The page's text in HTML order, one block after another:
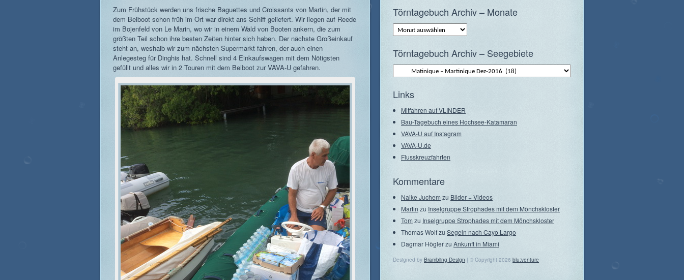
Zum Frühstück werden uns frische Baguettes und Croissants von Martin, der mit
dem Beiboot schon früh im Ort war direkt ans Schiff geliefert. Wir liegen auf Reede
im Bojenfeld von Le Marin, wo wir in einem Wald von Booten ankern, die zum
größten Teil schon ihre besten Zeiten hinter sich haben. Der nächste Großeinkauf
steht an, weshalb wir zum nächsten Supermarkt fahren, der auch einen
Anlegesteg für Dinghis hat. Schnell sind 4 Einkaufswagen mit dem Nötigsten
gefüllt und alles wir in 2 Touren mit dem Beiboot zur VAVA-U gefahren.
Törntagebuch Archiv – Monate
Törntagebuch
Archiv
–
Törntagebuch Archiv – Seegebiete
Törntagebuch
–
Links
Mitfahren auf VLINDER
Bau-Tagebuch eines Hochsee-Katamaran
VAVA-U auf Instagram
VAVA-U.de
Flusskreuzfahrten
Kommentare
Naike Juchemzu Bilder + Videos
Martin zu Inselgruppe Strophades mit dem Mönchskloster
Tomzu Inselgruppe Strophades mit dem Mönchskloster
Thomas Wolfzu Segeln nach Cayo Largo
Dagmar Höglerzu Ankunft in Miami
Designed by Brambling Design | © Copyright 2026 blu:venture